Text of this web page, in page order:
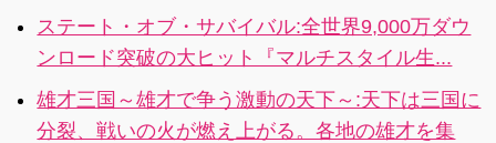
族（チーム）
を作って目指
せ全国制覇！
4i
せ！！5i
ステート・オブ・サバイバル:全世界9,000万ダウ
ンロード突破の大ヒット『マルチスタイル生...
雄才三国～雄才で争う激動の天下～:天下は三国に
分裂、戦いの火が燃え上がる。各地の雄才を集